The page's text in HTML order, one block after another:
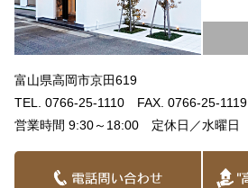
富山県高岡市京田619
TEL. 0766-25-1110 FAX. 0766-25-1119
営業時間 9:30～18:00 定休日／水曜日